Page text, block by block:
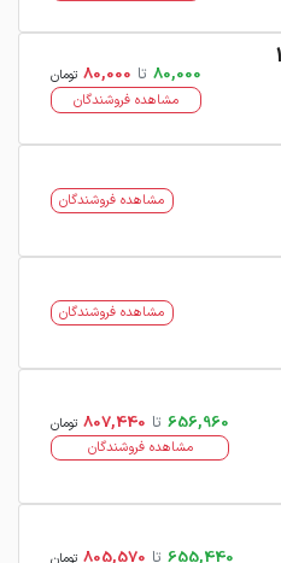
80,000 تا 80,000 تومان
مشاهده فروشندگان
مشاهده فروشندگان
مشاهده فروشندگان
656,960 تا 807,440 تومان
مشاهده فروشندگان
655,440 تا 805,570 تومان